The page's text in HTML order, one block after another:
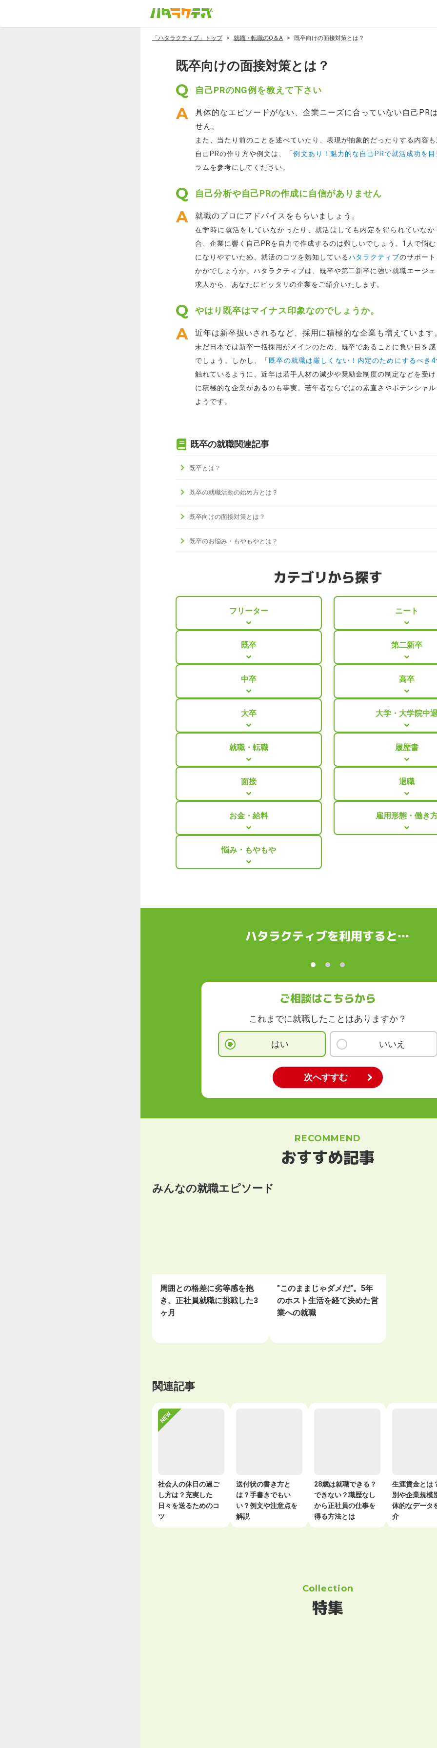
「ハタラクティブ」トップ 就職・転職のQ＆A 既卒向けの面接対策とは？
既卒向けの面接対策とは？
自己PRのNG例を教えて下さい
具体的なエピソードがない、企業ニーズに合っていない自己PR
せん。
また、当たり前のことを述べていたり、表現が抽象的だったりする内容
自己PRの作り方や例文は、「例文あり！魅力的な自己PRで就活成功を
ラムを参考にしてください。
自己分析や自己PRの作成に自信がありません
就職のプロにアドバイスをもらいましょう。
在学時に就活をしていなかったり、就活はしても内定を得られていな
合、企業に響く自己PRを自力で作成するのは難しいでしょう。 1人で悩
になりやすいため、就活のコツを熟知しているハタラクティブのサポー
かがでしょうか。ハタラクティブは、既卒や第二新卒に強い就職エージ
求人から、あなたにピッタリの企業をご紹介いたします。
やはり既卒はマイナス印象なのでしょうか。
近年は新卒扱いされるなど、採用に積極的な企業も増えています
未だ日本では新卒一括採用がメインのため、既卒であることに負い目を
でしょう。しかし、「 既卒の就職は厳しくない！内定のためにするべき
触れているように、近年は若手人材の減少や奨励金制度の制定などを受
に積極的な企業があるのも事実。若年者ならではの素直さやポテンシャ
ようです。
既卒の就職関連記事
既卒とは？
既卒の就職活動の始め方とは？
既卒向けの面接対策とは？
既卒のお悩み・もやもやとは？
カテゴリから探す
フリーター ニート
既卒 第二新卒
中卒 高卒
大卒 大学・大学院中
就職・転職 履歴書
面接 退職
お金・給料 雇用形態・働き
悩み・もやもや
ハタラクティブを利用すると…
ご相談はこちらから
これまでに就職したことはありますか？
はい いいえ
RECOMMEND
おすすめ記事
みんなの就職エピソード
周囲との格差に劣等感を抱
き、正社員就職に挑戦した3
ヶ月
"このままじゃダメだ"。5年
のホスト生活を経て決めた営
業への就職
関連記事
社会人の休日の過ご
し方は？充実した
日々を送るためのコ
ツ
送付状の書き方と
は？手書きでもい
い？例文や注意点を
解説
28歳は就職できる？
できない？職歴なし
から正社員の仕事を
得る方法とは
生涯賃金とは
別や企業規模
体的なデータ
介
Collection
特集